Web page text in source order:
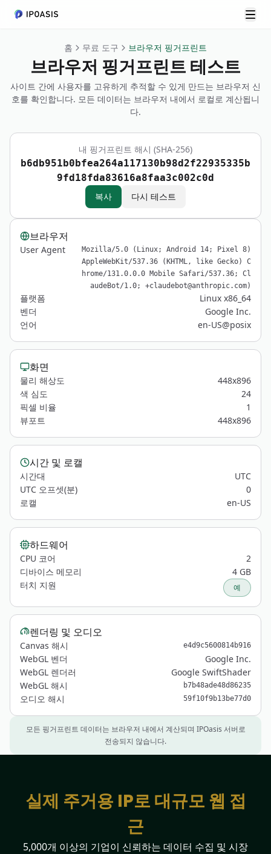
메
홈 무료 도구 브라우저 핑거프린트
브라우저 핑거프린트 테스트
사이트 간에 사용자를 고유하게 추적할 수 있게 만드는 브라우저 신
호를 확인합니다. 모든 데이터는 브라우저 내에서 로컬로 계산됩니
다.
내 핑거프린트 해시 (SHA-256)
b6db951b0bfea264a117130b98d2f22935335b
9fd18fda83616a8faa3c002c0d
복사
다시 테스트
브라우저
User Agent
Mozilla/5.0 (Linux; Android 14; Pixel 8)
AppleWebKit/537.36 (KHTML, like Gecko) C
hrome/131.0.0.0 Mobile Safari/537.36; Cl
audeBot/1.0; +claudebot@anthropic.com)
플랫폼
Linux x86_64
벤더
Google Inc.
언어
en-US@posix
화면
물리 해상도
448x896
색 심도
24
픽셀 비율
1
뷰포트
448x896
시간 및 로캘
시간대
UTC
UTC 오프셋(분)
0
로캘
en-US
하드웨어
CPU 코어
2
디바이스 메모리
4 GB
터치 지원
예
렌더링 및 오디오
Canvas 해시 e4d9c5600814b916
WebGL 벤더
Google Inc.
WebGL 렌더러
Google SwiftShader
WebGL 해시
b7b48ade48d86235
오디오 해시 59f10f9b13be77d0
모든 핑거프린트 데이터는 브라우저 내에서 계산되며 IPOasis 서버로
전송되지 않습니다.
실제 주거용 IP로 대규모 웹 접
근
5,000개 이상의 기업이 신뢰하는 데이터 수집 및 시장